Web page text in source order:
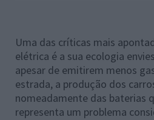
Uma das críticas mais
elétrica é a sua ecologia
apesar de emitirem menos
estrada, a produção dos
nomeadamente das baterias
representa um problema